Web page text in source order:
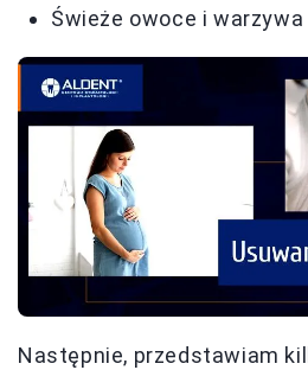
Świeże owoce i
Następnie, przedstawiam